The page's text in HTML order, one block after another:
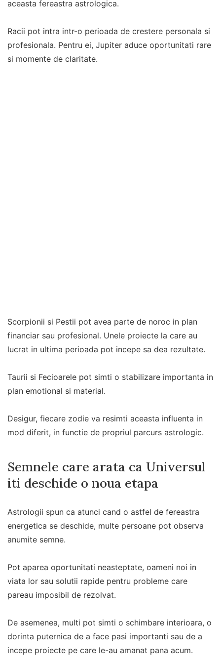
aceasta fereastra astrologica.
Racii pot intra intr-o perioada de crestere personala si
profesionala. Pentru ei, Jupiter aduce oportunitati rare
si momente de claritate.
Scorpionii si Pestii pot avea parte de noroc in plan
financiar sau profesional. Unele proiecte la care au
lucrat in ultima perioada pot incepe sa dea rezultate.
Taurii si Fecioarele pot simti o stabilizare importanta in
plan emotional si material.
Desigur, fiecare zodie va resimti aceasta influenta in
mod diferit, in functie de propriul parcurs astrologic.
Semnele care arata ca Universul
iti deschide o noua etapa
Astrologii spun ca atunci cand o astfel de fereastra
energetica se deschide, multe persoane pot observa
anumite semne.
Pot aparea oportunitati neasteptate, oameni noi in
viata lor sau solutii rapide pentru probleme care
pareau imposibil de rezolvat.
De asemenea, multi pot simti o schimbare interioara, o
dorinta puternica de a face pasi importanti sau de a
incepe proiecte pe care le-au amanat pana acum.